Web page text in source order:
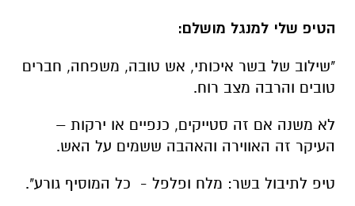
העיקר זה האווירה והאהבה ששמים על האש.